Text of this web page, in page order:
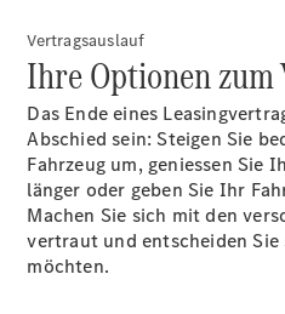
Vertragsauslauf
Ihre Optionen zum
Das Ende eines
Abschied sein: Steigen Sie
Fahrzeug um, geniessen Sie
länger oder geben Sie Ihr
Machen Sie sich mit den
vertraut und entscheiden
möchten.